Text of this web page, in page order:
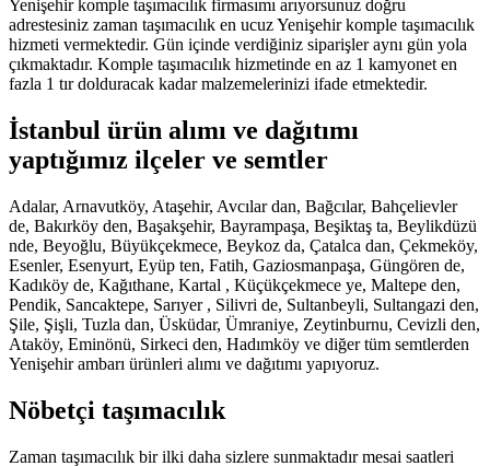
Yenişehir komple taşımacılık firmasımı arıyorsunuz doğru
adrestesiniz zaman taşımacılık en ucuz Yenişehir komple taşımacılık
hizmeti vermektedir. Gün içinde verdiğiniz siparişler aynı gün yola
çıkmaktadır. Komple taşımacılık hizmetinde en az 1 kamyonet en
fazla 1 tır dolduracak kadar malzemelerinizi ifade etmektedir.
İstanbul ürün alımı ve dağıtımı
yaptığımız ilçeler ve semtler
Adalar, Arnavutköy, Ataşehir, Avcılar dan, Bağcılar, Bahçelievler
de, Bakırköy den, Başakşehir, Bayrampaşa, Beşiktaş ta, Beylikdüzü
nde, Beyoğlu, Büyükçekmece, Beykoz da, Çatalca dan, Çekmeköy,
Esenler, Esenyurt, Eyüp ten, Fatih, Gaziosmanpaşa, Güngören de,
Kadıköy de, Kağıthane, Kartal , Küçükçekmece ye, Maltepe den,
Pendik, Sancaktepe, Sarıyer , Silivri de, Sultanbeyli, Sultangazi den,
Şile, Şişli, Tuzla dan, Üsküdar, Ümraniye, Zeytinburnu, Cevizli den,
Ataköy, Eminönü, Sirkeci den, Hadımköy ve diğer tüm semtlerden
Yenişehir ambarı ürünleri alımı ve dağıtımı yapıyoruz.
Nöbetçi taşımacılık
Zaman taşımacılık bir ilki daha sizlere sunmaktadır mesai saatleri